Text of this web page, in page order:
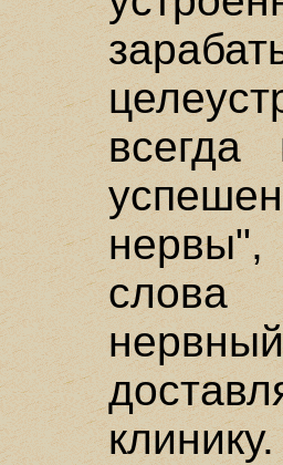
всегда
слова